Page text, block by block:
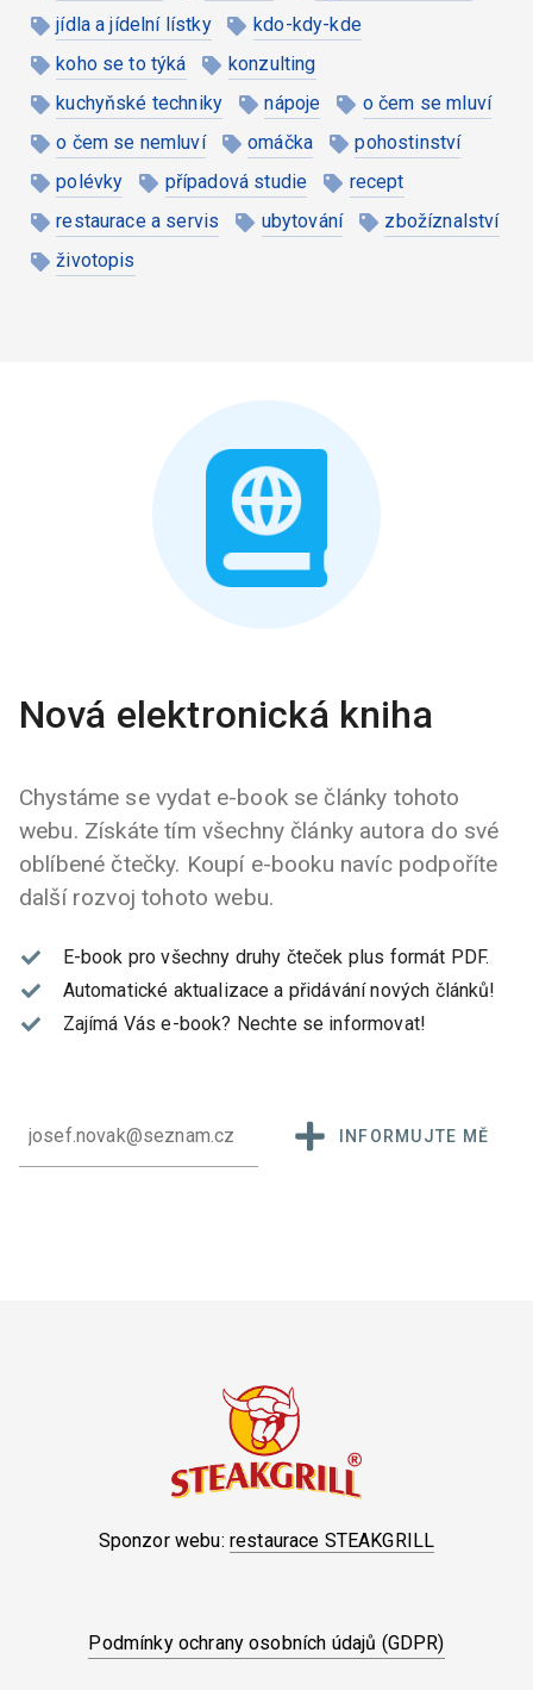
jídla a jídelní lístky
kdo-kdy-kde
koho se to týká
konzulting
kuchyňské techniky
nápoje
o čem se mluví
o čem se nemluví
omáčka
pohostinství
polévky
případová studie
recept
restaurace a servis
ubytování
zbožíznalství
životopis
Nová elektronická kniha
Chystáme se vydat e-book se články tohoto
webu. Získáte tím všechny články autora do své
oblíbené čtečky. Koupí e-booku navíc podpoříte
další rozvoj tohoto webu.
E-book pro všechny druhy čteček plus formát PDF.
Automatické aktualizace a přidávání nových článků!
Zajímá Vás e-book? Nechte se informovat!
INFORMUJTE MĚ
Sponzor webu: restaurace STEAKGRILL
Podmínky ochrany osobních údajů (GDPR)